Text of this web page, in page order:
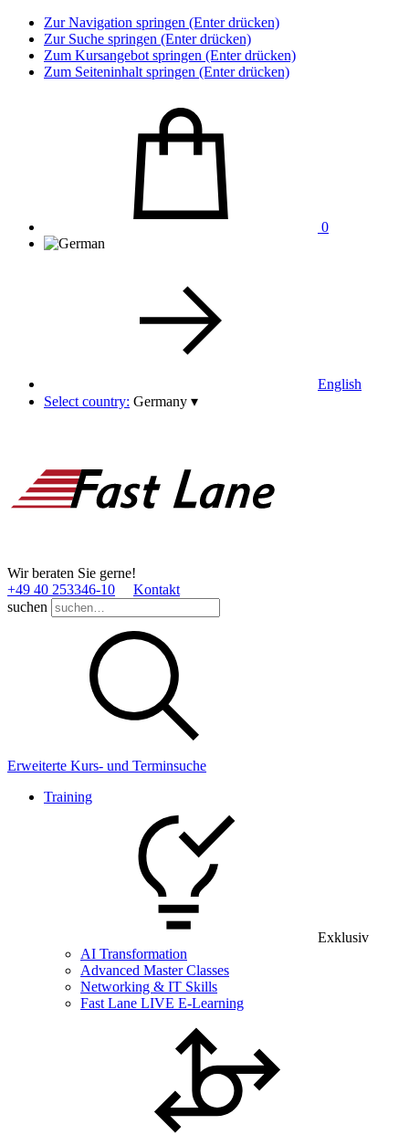
Zur Navigation springen (Enter drücken)
Zur Suche springen (Enter drücken)
Zum Kursangebot springen (Enter drücken)
Zum Seiteninhalt springen (Enter drücken)
0
English
Select country: Germany ▾
Wir beraten Sie gerne!
+49 40 253346­-10
Kontakt
suchen
Erweiterte Kurs- und Terminsuche
Training
Exklusiv
AI Transformation
Advanced Master Classes
Networking & IT Skills
Fast Lane LIVE E-Learning